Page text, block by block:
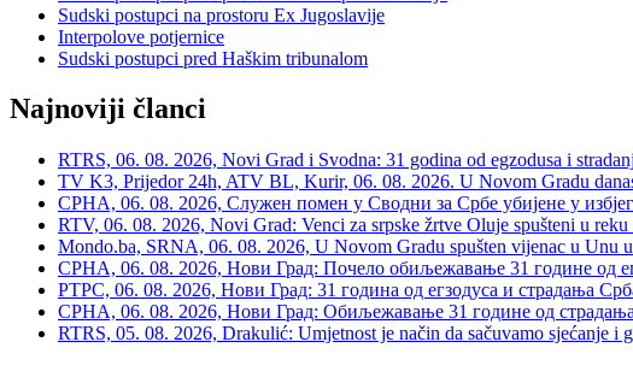
Sudski postupci na prostoru Ex Jugoslavije
Interpolove potjernice
Sudski postupci pred Haškim tribunalom
Najnoviji članci
RTRS, 06. 08. 2026, Novi Grad i Svodna: 31 godina od egzodusa i
TV K3, Prijedor 24h, ATV BL, Kurir, 06. 08. 2026. U Novom Gradu
СРНА, 06. 08. 2026, Служен помен у Сводни за Србе убијене у
RTV, 06. 08. 2026, Novi Grad: Venci za srpske žrtve Oluje spušteni u reku
Mondo.ba, SRNA, 06. 08. 2026, U Novom Gradu spušten vijenac u Unu
СРНА, 06. 08. 2026, Нови Град: Почело обиљежавање 31 године од
РТРС, 06. 08. 2026, Нови Град: 31 година од егзодуса и страдања
СРНА, 06. 08. 2026, Нови Град: Обиљежавање 31 године од
RTRS, 05. 08. 2026, Drakulić: Umjetnost je način da sačuvamo sjećanje i